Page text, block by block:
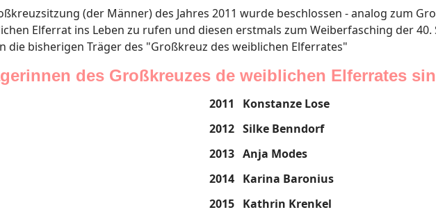
(der Männer) des Jahres 2011 wurde beschlossen - analog zum
Elferrat ins Leben zu rufen und diesen erstmals zum Weiberfasching der
die bisherigen Träger des "Großkreuz des weiblichen Elferrates"
des Großkreuzes de weiblichen Elferrates
2011
Konstanze Lose
2012 Silke Benndorf
2013 Anja Modes
2014
Karina Baronius
2015
Kathrin Krenkel